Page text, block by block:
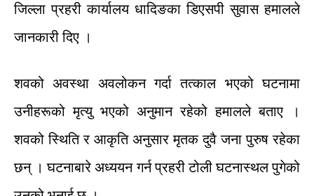
जिल्ला प्रहरी कार्यालय धादिङका डिएसपी सुवास हमालले
जानकारी दिए ।
शवको अवस्था अवलोकन गर्दा तत्काल भएको घटनामा
उनीहरूको मृत्यु भएको अनुमान रहेको हमालले बताए
।
शवको स्थिति र आकृति अनुसार मृतक दुवै जना पुरुष रहेका
छन् । घटनाबारे अध्ययन गर्न प्रहरी टोली घटनास्थल पुगेको